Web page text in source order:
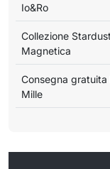
Io&Ro
Collezione Stardust
Magnetica
Consegna gratuita
Mille